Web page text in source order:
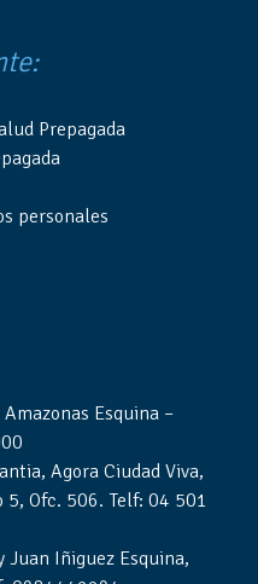
Prepagada
personales
Esquina –
Agora Ciudad Viva,
5, Ofc. 506. Telf: 04 501
Juan Iñiguez Esquina,